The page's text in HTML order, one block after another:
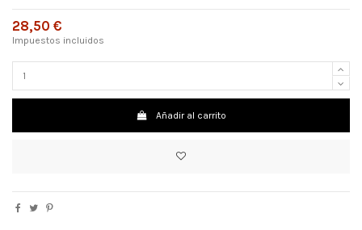
28,50 €
Impuestos incluidos
Añadir al carrito